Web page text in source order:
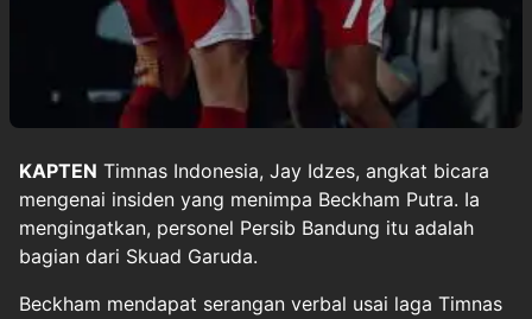
KAPTEN Timnas Indonesia, Jay Idzes, angkat bicara
mengenai insiden yang menimpa Beckham Putra. Ia
mengingatkan, personel Persib Bandung itu adalah
bagian dari Skuad Garuda.
Beckham mendapat serangan verbal usai laga Timnas